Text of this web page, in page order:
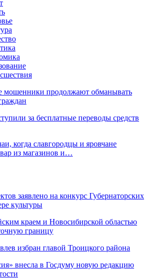
мошенники продолжают обманывать
за бесплатные переводы средств
когда славгородцы и яровчане
из магазинов и…
заявлено на конкурс Губернаторских
культуры
краем и Новосибирской областью
границу
избран главой Троицкого района
внесла в Госдуму новую редакцию